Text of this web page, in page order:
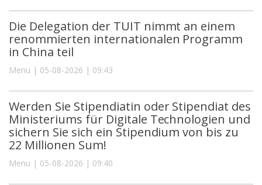
Die Delegation der TUIT nimmt an einem
renommierten internationalen Programm
in China teil
Menu | 05-08-2026 | 09:43
Werden Sie Stipendiatin oder Stipendiat des
Ministeriums für Digitale Technologien und
sichern Sie sich ein Stipendium von bis zu
22 Millionen Sum!
Menu | 05-08-2026 | 09:40